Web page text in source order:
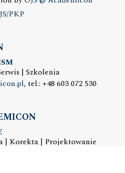
PKP
| Szkolenia
, tel.: +48 603 072 530
| Korekta | Projektowanie